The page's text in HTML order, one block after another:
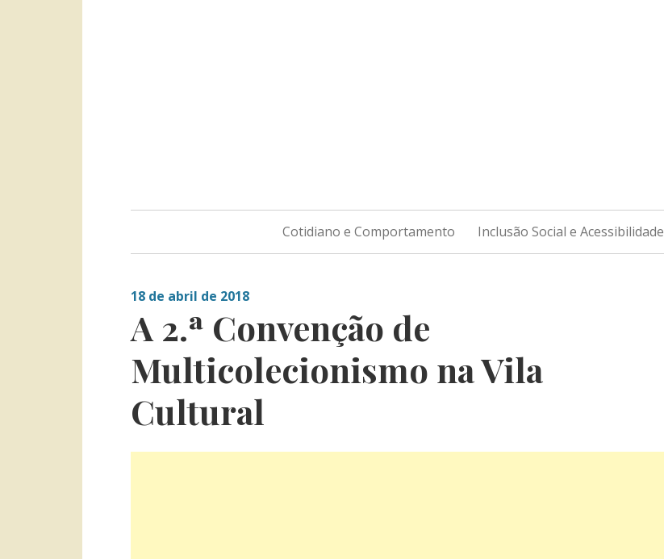
Cotidiano e Comportamento Inclusão Social e Acessibilidade
18 de abril de 2018
A 2.ª Convenção de
Multicolecionismo na Vila
Cultural